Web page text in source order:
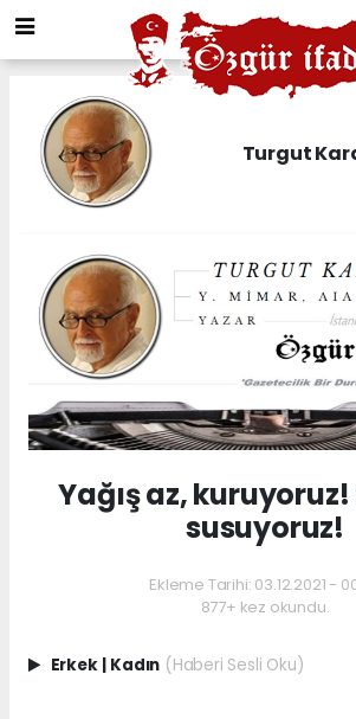
Turgut
Yağış az, kuruyoruz!
susuyoruz!
Ekleme Tarihi: 03.12.2021 -
877+ kez okundu.
Erkek | Kadın (Haberi Sesli Oku)